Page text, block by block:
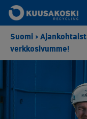
Suomi >
verkkosivumme!